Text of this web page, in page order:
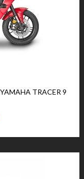
TRACER 9